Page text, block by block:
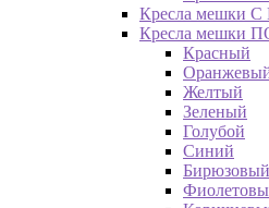
Кресла мешки
Кресла мешки
Красный
Желтый
Зеленый
Голубой
Синий
Бирюзовый